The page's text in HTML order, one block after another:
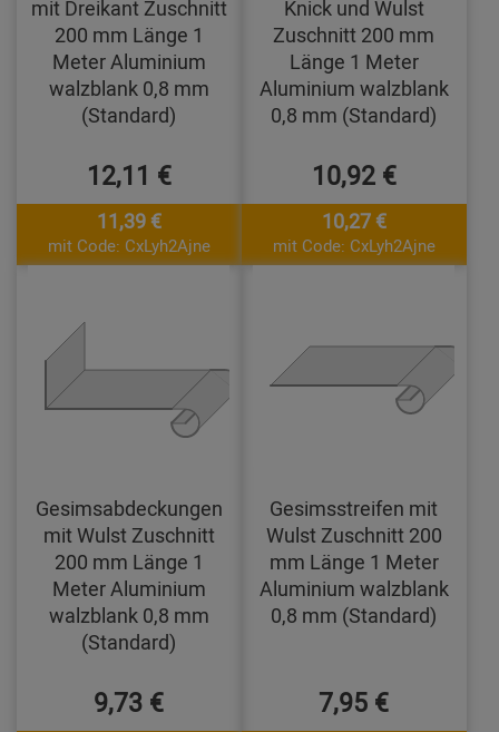
mit Dreikant Zuschnitt
200 mm Länge 1
Meter Aluminium
walzblank 0,8 mm
(Standard)
12,11 €
11,39 €
mit Code: CxLyh2Ajne
Knick und Wulst
Zuschnitt 200 mm
Länge 1 Meter
Aluminium walzblank
0,8 mm (Standard)
10,92 €
10,27 €
mit Code: CxLyh2Ajne
Gesimsabdeckungen
mit Wulst Zuschnitt
200 mm Länge 1
Meter Aluminium
walzblank 0,8 mm
(Standard)
9,73 €
Gesimsstreifen mit
Wulst Zuschnitt 200
mm Länge 1 Meter
Aluminium walzblank
0,8 mm (Standard)
7,95 €